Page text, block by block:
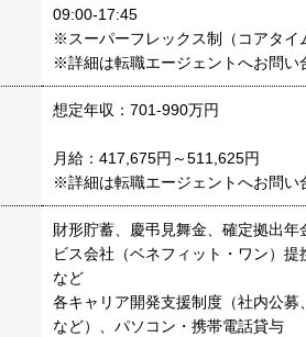
09:00-17:45
※スーパーフレックス制（コアタイ
※詳細は転職エージェントへお問い
想定年収：701-990万円
月給：417,675円～511,625円
※詳細は転職エージェントへお問い
財形貯蓄、慶弔見舞金、確定拠出
ビス会社（ベネフィット・ワン）提
など
各キャリア開発支援制度（社内公募
など）、パソコン・携帯電話貸与